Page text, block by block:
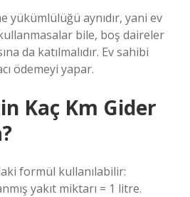
yükümlülüğü aynıdır, yani ev
bile, boş daireler
da katılmalıdır. Ev sahibi
ödemeyi yapar.
Kaç Km Gider
formül kullanılabilir:
yakıt miktarı = 1 litre.